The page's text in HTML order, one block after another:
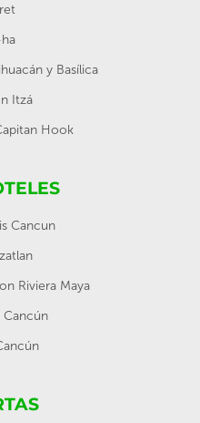
y Basílica
Itzá
Hook
Cancun
Riviera Maya